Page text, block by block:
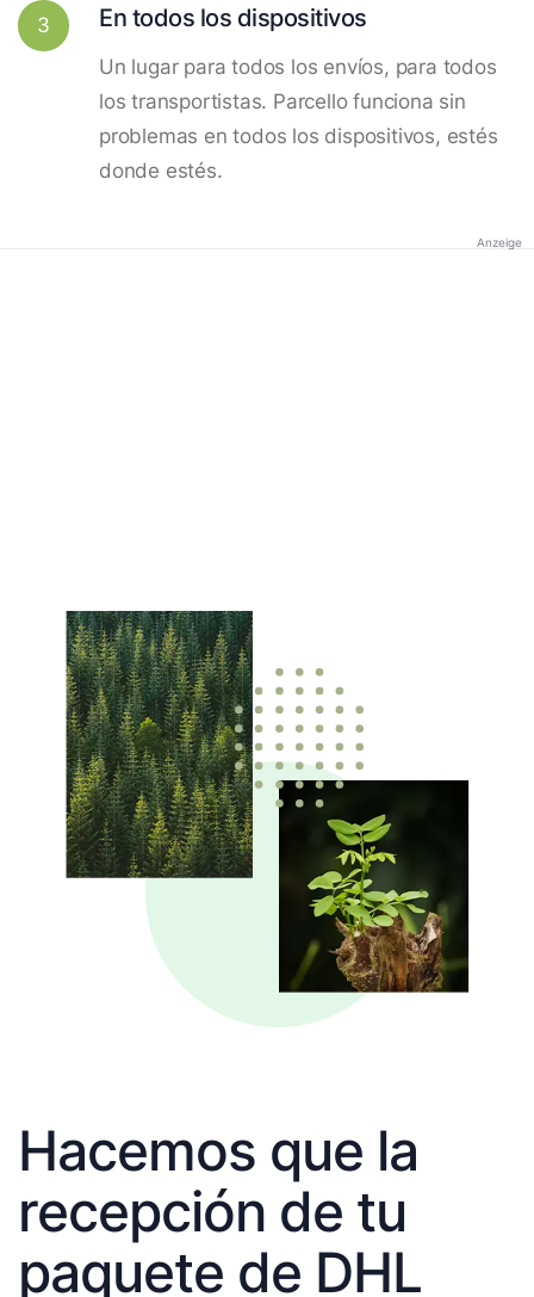
3 En todos los dispositivos
Un lugar para todos los envíos, para todos
los transportistas. Parcello funciona sin
problemas en todos los dispositivos, estés
donde estés.
Anzeige
Hacemos que la
recepción de tu
paquete de DHL